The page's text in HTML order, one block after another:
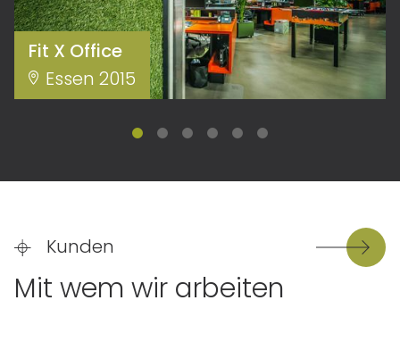
Fit X Office
Essen 2015
Mit wem wir arbeiten
Kunden